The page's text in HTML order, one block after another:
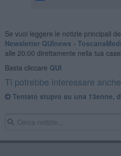
Se vuoi leggere le notizie principali
Newsletter QUInews -
alle 20:00 direttamente nella tua
Basta cliccare QUI
Ti potrebbe interessare
Tentato stupro su una 13enne,